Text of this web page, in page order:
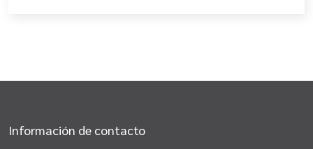
Información de contacto